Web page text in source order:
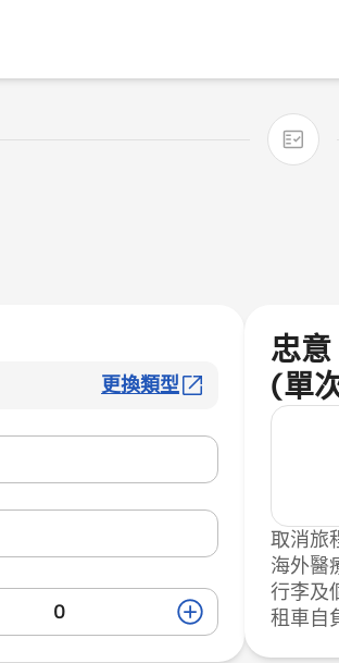
更換類型
忠
(單
取消旅
海外醫
行李及
租車自